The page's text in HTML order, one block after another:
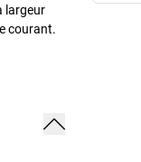
largeur
courant.